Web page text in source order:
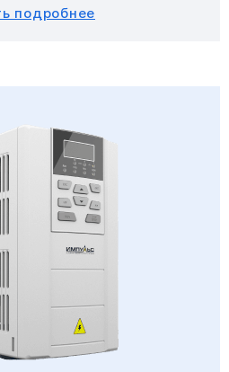
подробнее